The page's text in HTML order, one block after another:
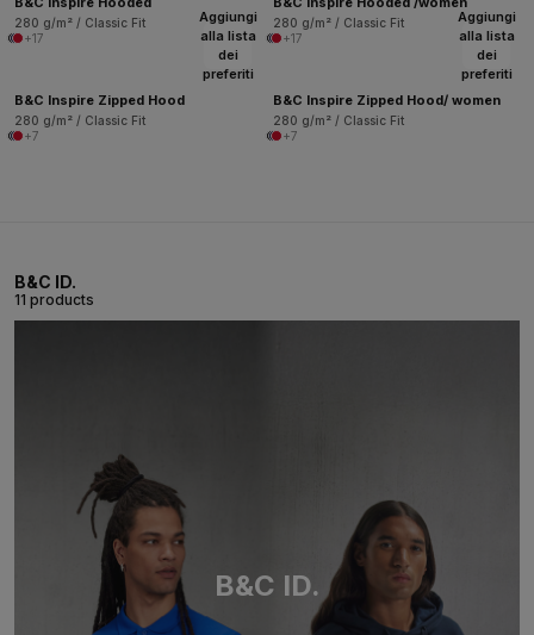
280 g/m² / Classic Fit
+17
280 g/m² / Classic Fit
+17
Aggiungi
alla lista
dei
preferiti
B&C Inspire Zipped Hood
280 g/m² / Classic Fit
+7
Aggiungi
alla lista
dei
preferiti
B&C Inspire Zipped Hood/ women
280 g/m² / Classic Fit
+7
B&C ID.
11 products
B&C ID.